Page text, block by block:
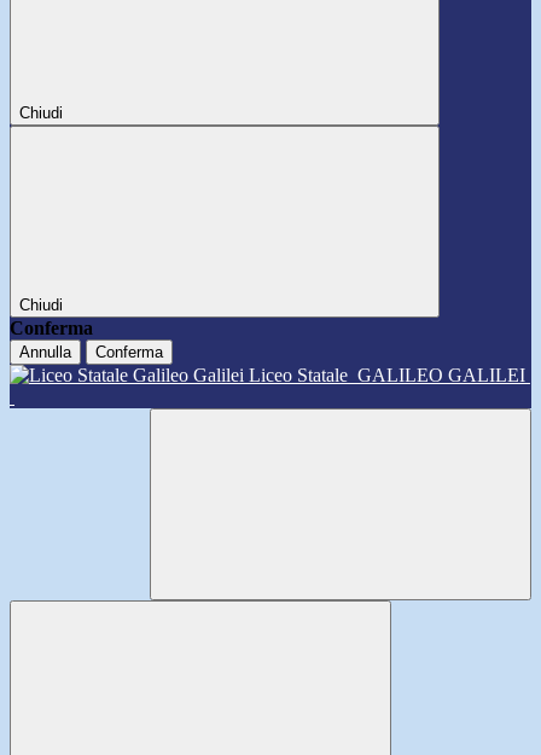
Chiudi
Chiudi
Conferma
Annulla Conferma
Liceo Statale GALILEO GALILEI